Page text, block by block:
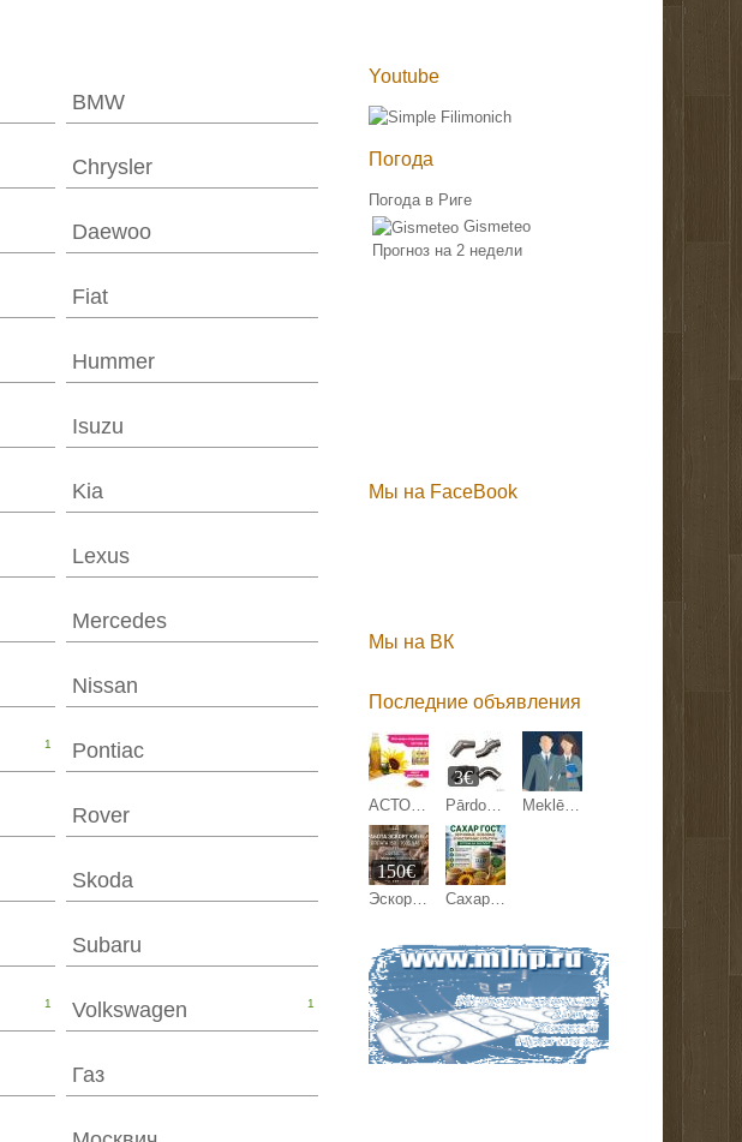
BMW
Chrysler
Daewoo
Fiat
Hummer
Isuzu
Kia
Lexus
Mercedes
Nissan
1 Pontiac
Rover
Skoda
Subaru
1 Volkswagen 1
Газ
Youtube
Погода
Погода в Риге
Gismeteo
Прогноз на 2 недели
Мы на FaceBook
Мы на ВК
Последние объявления
АСТОН - Оптовые продажи подсолнечного масла от завода. Экспорт Pārdodam margu detaļas.
3€
Meklējam kandidātu Anglijas uzņēmuma pārstāvniecības direktora amatam Latvijā.
Эскорт работа Киев, Кишинев, Варшава, Берлин, Париж.
150€
Сахар ГОСТ, зерновые, бобовые и масличные культуры оптом